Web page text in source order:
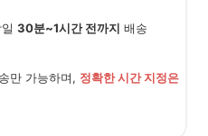
30분~1시간 전까지 배송
만 가능하며, 정확한 시간 지정은